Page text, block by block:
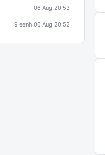
06 Aug 20:53
9 eenh.06 Aug 20:52